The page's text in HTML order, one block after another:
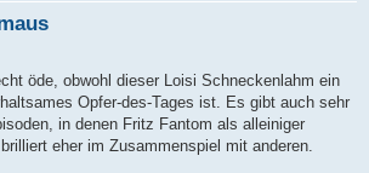
öde, obwohl dieser Loisi Schneckenlahm ein
Opfer-des-Tages ist. Es gibt auch sehr
in denen Fritz Fantom als alleiniger
eher im Zusammenspiel mit anderen.